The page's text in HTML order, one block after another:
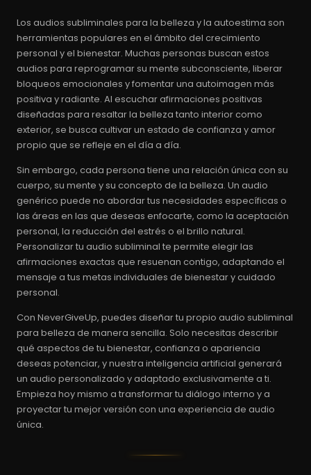
Los audios subliminales para la belleza y la autoestima son
herramientas populares en el ámbito del crecimiento
personal y el bienestar. Muchas personas buscan estos
audios para reprogramar su mente subconsciente, liberar
bloqueos emocionales y fomentar una autoimagen más
positiva y radiante. Al escuchar afirmaciones positivas
diseñadas para resaltar la belleza tanto interior como
exterior, se busca cultivar un estado de confianza y amor
propio que se refleje en el día a día.
Sin embargo, cada persona tiene una relación única con su
cuerpo, su mente y su concepto de la belleza. Un audio
genérico puede no abordar tus necesidades específicas o
las áreas en las que deseas enfocarte, como la aceptación
personal, la reducción del estrés o el brillo natural.
Personalizar tu audio subliminal te permite elegir las
afirmaciones exactas que resuenan contigo, adaptando el
mensaje a tus metas individuales de bienestar y cuidado
personal.
Con NeverGiveUp, puedes diseñar tu propio audio subliminal
para belleza de manera sencilla. Solo necesitas describir
qué aspectos de tu bienestar, confianza o apariencia
deseas potenciar, y nuestra inteligencia artificial generará
un audio personalizado y adaptado exclusivamente a ti.
Empieza hoy mismo a transformar tu diálogo interno y a
proyectar tu mejor versión con una experiencia de audio
única.